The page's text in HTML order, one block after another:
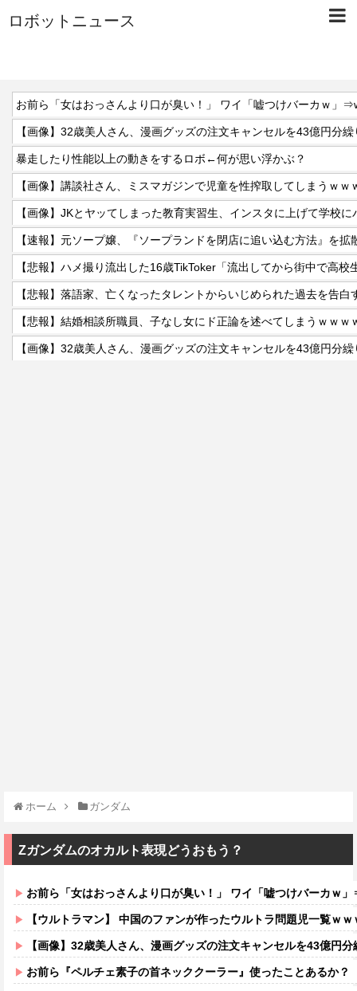
ロボットニュース
お前ら「女はおっさんより口が臭い！」 ワイ「嘘つけバーカｗ」
【画像】32歳美人さん、漫画グッズの注文キャンセルを43億円分
暴走したり性能以上の動きをするロボ←何が思い浮かぶ？
【画像】講談社さん、ミスマガジンで児童を性搾取してしまうｗｗ
【画像】JKとヤッてしまった教育実習生、インスタに上げて学校
【速報】元ソープ嬢、『ソープランドを閉店に追い込む方法』を
【悲報】ハメ撮り流出した16歳TikToker「流出してから街中で高校
【悲報】落語家、亡くなったタレントからいじめられた過去を告
【悲報】結婚相談所職員、子なし女にド正論を述べてしまうｗｗｗ
【画像】32歳美人さん、漫画グッズの注文キャンセルを43億円分
ホーム ガンダム
Ζガンダムのオカルト表現どうおもう？
お前ら「女はおっさんより口が臭い！」 ワイ「嘘つけバーカｗ
【ウルトラマン】 中国のファンが作ったウルトラ問題児一覧ｗｗ
【画像】32歳美人さん、漫画グッズの注文キャンセルを43億円
お前ら『ペルチェ素子の首ネッククーラー』使ったことあるか？